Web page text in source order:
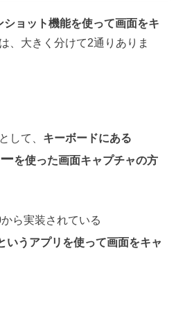
ョット機能を使って画面をキ
、大きく分けて2通りありま
して、 キーボードにある
を使った画面キャプチャの方
ら実装されている
いうアプリを使って画面をキャ